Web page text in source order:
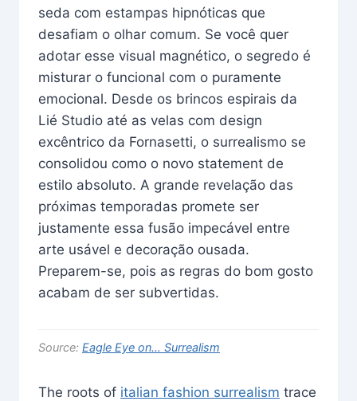
seda com estampas hipnóticas que
desafiam o olhar comum. Se você quer
adotar esse visual magnético, o segredo é
misturar o funcional com o puramente
emocional. Desde os brincos espirais da
Lié Studio até as velas com design
excêntrico da Fornasetti, o surrealismo se
consolidou como o novo statement de
estilo absoluto. A grande revelação das
próximas temporadas promete ser
justamente essa fusão impecável entre
arte usável e decoração ousada.
Preparem-se, pois as regras do bom gosto
acabam de ser subvertidas.
Source: Eagle Eye on… Surrealism
The roots of italian fashion surrealism trace